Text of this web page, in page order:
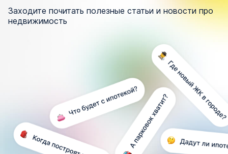
Заходите почитать полезные статьи и новости про
недвижимость